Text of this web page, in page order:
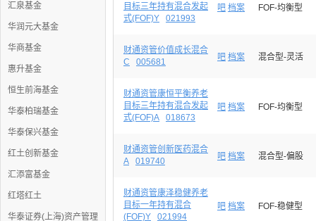
汇泉基金
华润元大基金
华商基金
惠升基金
恒生前海基金
华泰柏瑞基金
华泰保兴基金
红土创新基金
汇添富基金
红塔红土
华泰证券(上海)资产管理
目标三年持有混合发起
式(FOF)Y
021993
吧 档案 FOF-均衡型
财通资管价值成长混合
C
005681 吧 档案 混合型-灵活
财通资管康恒平衡养老
目标三年持有混合发起
式(FOF)A
018673
吧 档案 FOF-均衡型
财通资管创新医药混合
A
019740 吧 档案 混合型-偏股
财通资管康泽稳健养老
目标一年持有混合
(FOF)Y
021994
吧 档案 FOF-稳健型